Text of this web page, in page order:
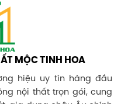
MỘC TINH HOA
hiệu uy tín hàng đầu
nội thất trọn gói, cung